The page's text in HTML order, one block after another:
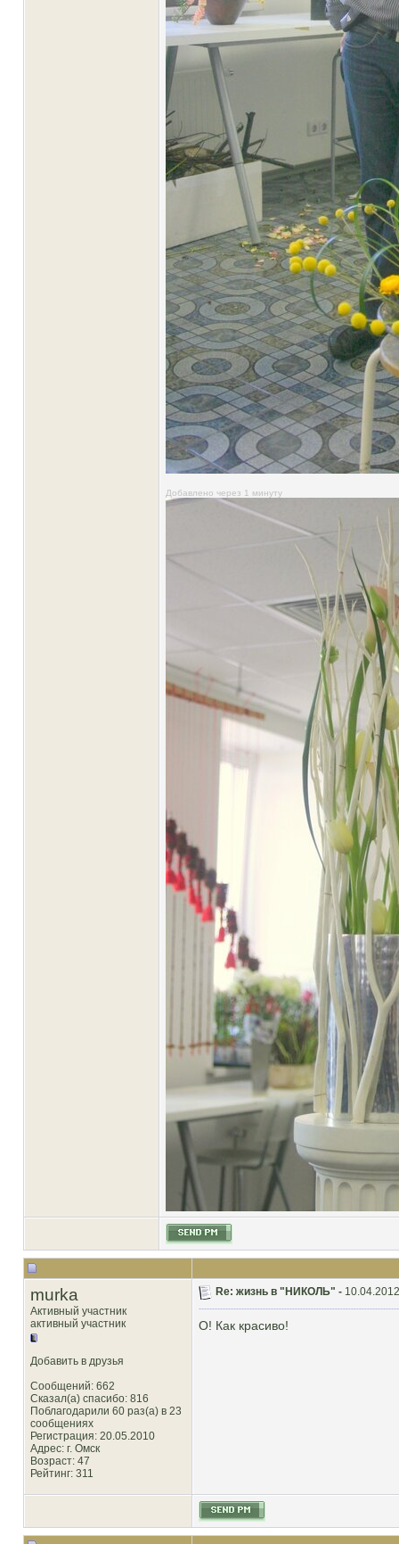
Добавлено через 1 минуту
murka
Активный участник
активный участник
Добавить в друзья
Сообщений: 662
Сказал(а) спасибо: 816
Поблагодарили 60 раз(а) в 23
сообщениях
Регистрация: 20.05.2010
Адрес: г. Омск
Возраст: 47
Рейтинг: 311
Re: жизнь в "НИКОЛЬ" -
О! Как красиво!